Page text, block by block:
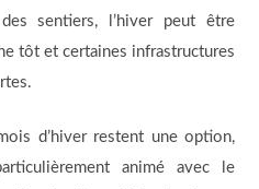
sentiers, l’hiver peut être
tôt et certaines infrastructures
d’hiver restent une option,
animé avec le